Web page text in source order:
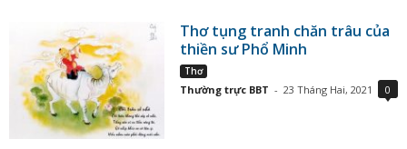
Thơ tụng tranh chăn trâu của
thiền sư Phổ Minh
Thơ
Thường trực BBT - 23 Tháng Hai, 2021 0